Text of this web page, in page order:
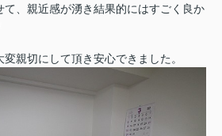
て、親近感が湧き結果的にはすごく良か
親切にして頂き安心できました。